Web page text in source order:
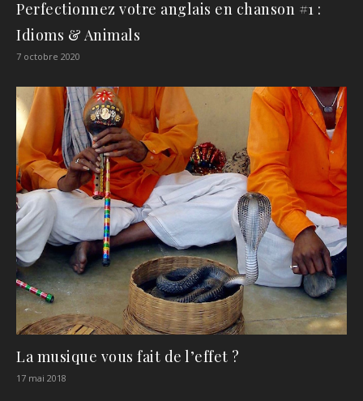
Perfectionnez votre anglais en chanson #1 :
Idioms & Animals
7 octobre 2020
La musique vous fait de l’effet ?
17 mai 2018